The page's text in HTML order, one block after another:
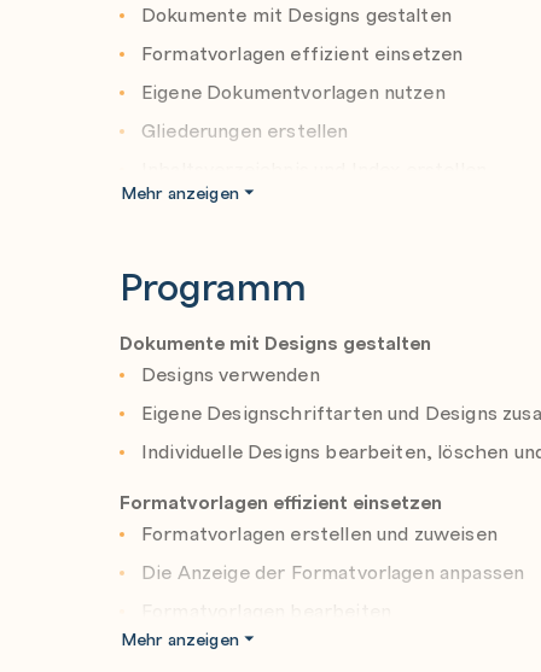
Dokumente mit Designs gestalten
Formatvorlagen effizient einsetzen
Eigene Dokumentvorlagen nutzen
Gliederungen erstellen
Mehrseitige Dokumente gestalten
Excel-Tabellen in Word nutzen
Mehr anzeigen
Programm
Dokumente mit Designs gestalten
Designs verwenden
Eigene Designschriftarten und Designs
Individuelle Designs bearbeiten, löschen
Formatvorlagen effizient einsetzen
Formatvorlagen erstellen und zuweisen
Die Anzeige der Formatvorlagen anpassen
Formatvorlagen in anderen Dokumenten
Mehr anzeigen